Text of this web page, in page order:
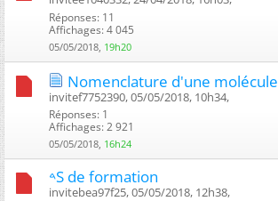
Réponses: 11
Affichages: 4 045
05/05/2018, 19h20
Nomenclature d'une molécule
invitef7752390, 05/05/2018, 10h34, ‎
Réponses: 1
Affichages: 2 921
05/05/2018, 16h24
𐤃S de formation
invitebea97f25, 05/05/2018, 12h38, ‎